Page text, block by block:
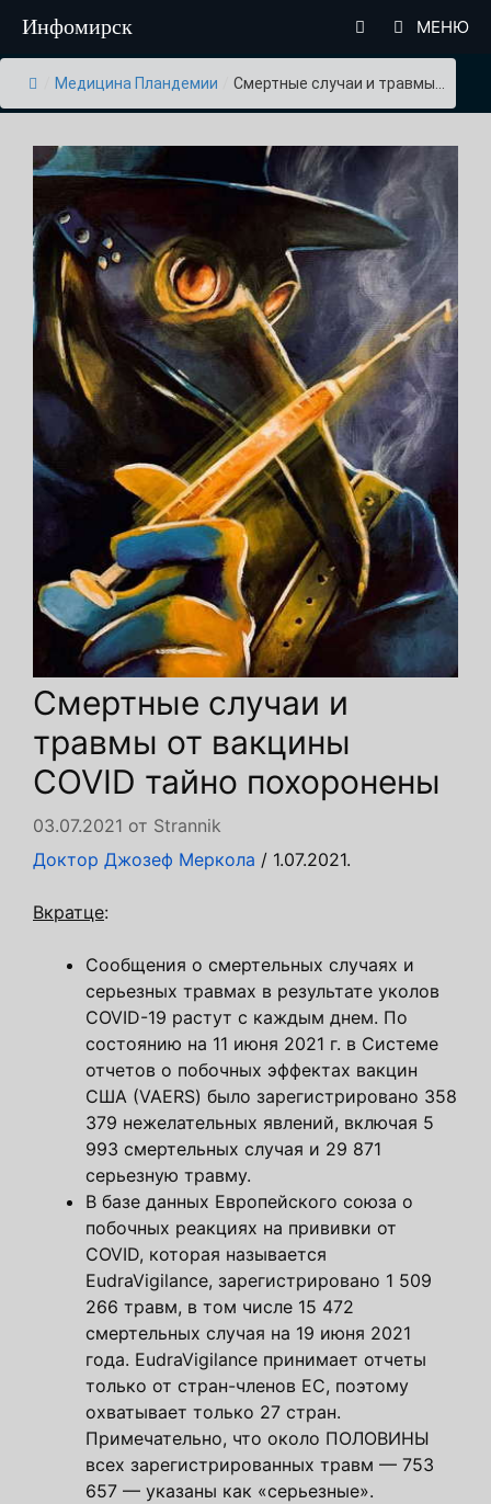
содержимому
Инфомирск МЕНЮ
Медицина Пландемии Смертные случаи и травмы...
Смертные случаи и
травмы от вакцины
COVID тайно похоронены
03.07.2021 от Strannik
Доктор Джозеф Меркола / 1.07.2021.
Вкратце:
Сообщения о смертельных случаях и
серьезных травмах в результате уколов
COVID-19 растут с каждым днем. По
состоянию на 11 июня 2021 г. в Системе
отчетов о побочных эффектах вакцин
США (VAERS) было зарегистрировано 358
379 нежелательных явлений, включая 5
993 смертельных случая и 29 871
серьезную травму.
В базе данных Европейского союза о
побочных реакциях на прививки от
COVID, которая называется
EudraVigilance, зарегистрировано 1 509
266 травм, в том числе 15 472
смертельных случая на 19 июня 2021
года. EudraVigilance принимает отчеты
только от стран-членов ЕС, поэтому
охватывает только 27 стран.
Примечательно, что около ПОЛОВИНЫ
всех зарегистрированных травм — 753
657 — указаны как «серьезные».